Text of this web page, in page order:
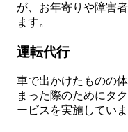
が、お年寄りや障害
ます。
運転代行
車で出かけたものの
まった際のためにタ
ービスを実施していま